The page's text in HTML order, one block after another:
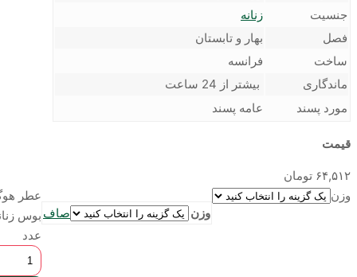
جنسیت
زنانه
فصل
بهار و تابستان
ساخت
فرانسه
ماندگاری
بیشتر از 24 ساعت
مورد پسند
عامه پسند
قیمت
۶۴,۵۱۲ تومان
وزن
وزن
صاف
عطر
بوس
عدد